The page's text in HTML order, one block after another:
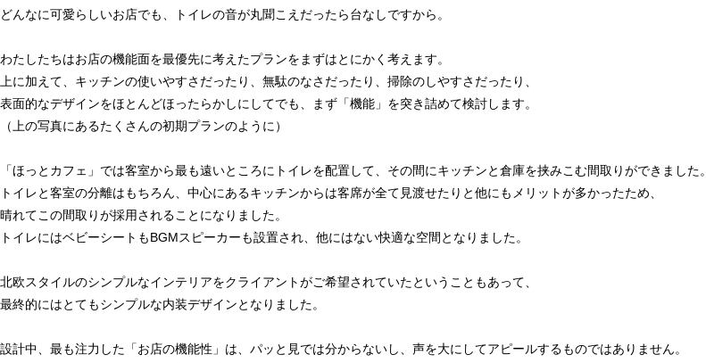
どんなに可愛らしいお店でも、トイレの音が丸聞こえだったら台なしですから。
わたしたちはお店の機能面を最優先に考えたプランをまずはとにかく考えます。
上に加えて、キッチンの使いやすさだったり、無駄のなさだったり、掃除のしやすさだったり、
表面的なデザインをほとんどほったらかしにしてでも、まず「機能」を突き詰めて検討します。
（上の写真にあるたくさんの初期プランのように）
「ほっとカフェ」では客室から最も遠いところにトイレを配置して、その間にキッチンと倉庫を挟みこむ間取りができました。
トイレと客室の分離はもちろん、中心にあるキッチンからは客席が全て見渡せたりと他にもメリットが多かったため、
晴れてこの間取りが採用されることになりました。
トイレにはベビーシートもBGMスピーカーも設置され、他にはない快適な空間となりました。
北欧スタイルのシンプルなインテリアをクライアントがご希望されていたということもあって、
最終的にはとてもシンプルな内装デザインとなりました。
設計中、最も注力した「お店の機能性」は、パッと見では分からないし、声を大にしてアピールするものではありません。